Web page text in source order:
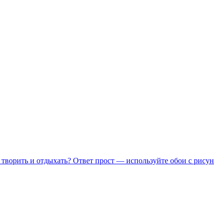
и отдыхать? Ответ прост — используйте обои с